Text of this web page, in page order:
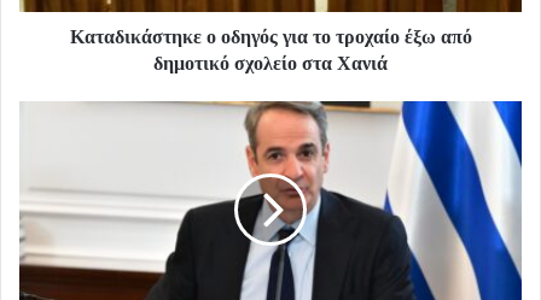
Καταδικάστηκε ο οδηγός για το τροχαίο έξω από
δημοτικό σχολείο στα Χανιά